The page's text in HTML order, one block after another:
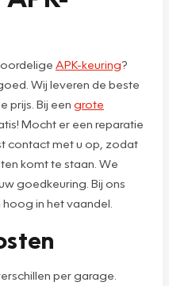
APK-keuring?
Wij leveren de beste
prijs. Bij een grote
Mocht er een reparatie
contact met u op, zodat
komt te staan. We
goedkeuring. Bij ons
in het vaandel.
per garage.